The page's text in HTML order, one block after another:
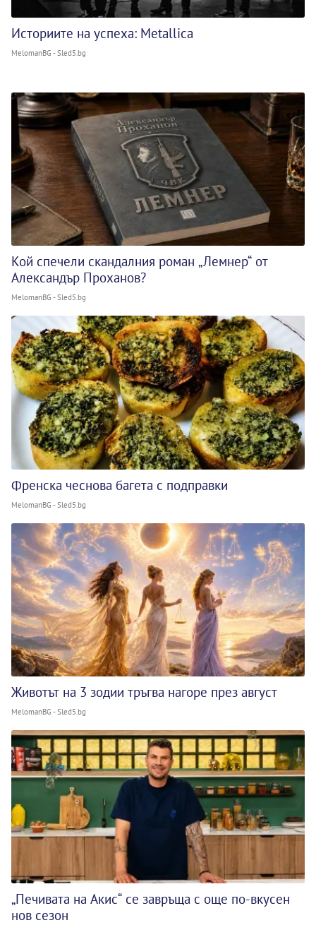
Историите на успеха: Metallica
MelomanBG - Sled5.bg
Кой спечели скандалния роман „Лемнер“ от
Александър Проханов?
MelomanBG - Sled5.bg
Френска чеснова багета с подправки
MelomanBG - Sled5.bg
Животът на 3 зодии тръгва нагоре през август
MelomanBG - Sled5.bg
„Печивата на Акис“ се завръща с още по-вкусен
нов сезон